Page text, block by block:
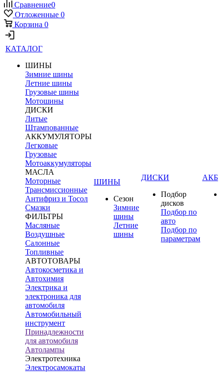
Сравнение0
Отложенные 0
Корзина 0
КАТАЛОГ
ШИНЫ
Зимние шины
Летние шины
Грузовые шины
Мотошины
ДИСКИ
Литые
Штампованные
АККУМУЛЯТОРЫ
Легковые
Грузовые
Мотоаккумуляторы
МАСЛА
Моторные
Трансмиссионные
Антифриз и Тосол
Смазки
ФИЛЬТРЫ
Масляные
Воздушные
Салонные
Топливные
АВТОТОВАРЫ
Автокосметика и
Автохимия
Электрика и
электроника для
автомобиля
Автомобильный
инструмент
Принадлежности
для автомобиля
Автолампы
Электротехника
Электросамокаты
ШИНЫ
Сезон
Зимние
шины
Летние
шины
ДИСКИ
Подбор
дисков
Подбор по
авто
Подбор по
параметрам
АКБ